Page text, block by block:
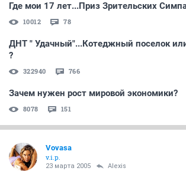
Где мои 17 лет...Приз Зрительских
10012 78
ДНТ " Удачный"...Котеджный поселок
?
322940 766
Зачем нужен рост мировой экономики?
8078 151
Vovasa
v.i.p.
23 марта 2005 Alexis